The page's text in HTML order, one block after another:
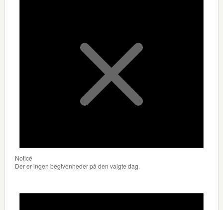
Notice
Der er ingen begivenheder på den valgte dag.